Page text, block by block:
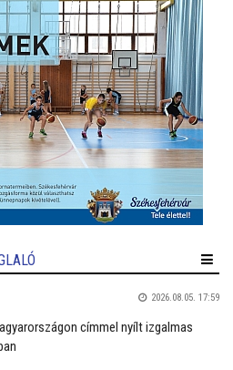
2026.08.05. 17:59
címmel nyílt izgalmas